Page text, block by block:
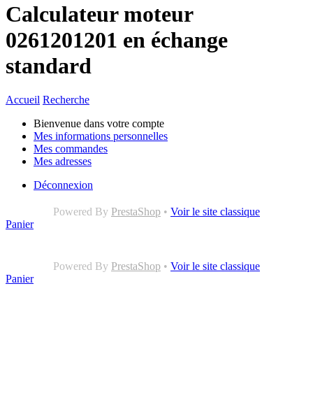
Calculateur moteur
0261201201 en échange
standard
Accueil Recherche
Bienvenue dans votre compte
Mes informations personnelles
Mes commandes
Mes adresses
Déconnexion
Powered By PrestaShop • Voir le site classique
Panier
Powered By PrestaShop • Voir le site classique
Panier